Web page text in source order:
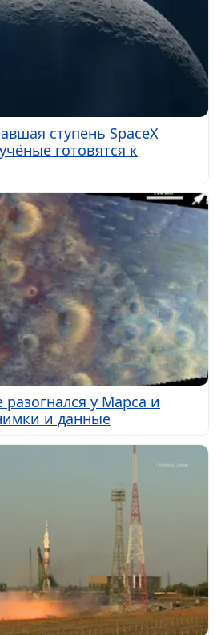
ступень SpaceX
готовятся к
разогнался у Марса и
и данные